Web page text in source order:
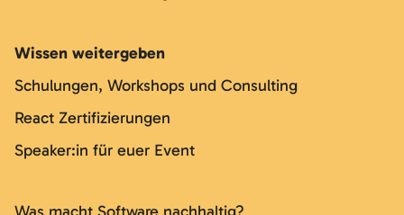
Wissen weitergeben
Schulungen, Workshops und Consulting
React Zertifizierungen
Speaker:in für euer Event